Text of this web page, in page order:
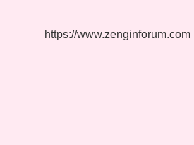
Final
https://www.zenginforum.com